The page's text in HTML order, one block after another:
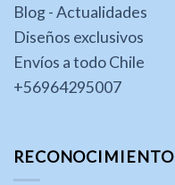
Blog - Actualidades
Diseños exclusivos
Envíos a todo Chile
+56964295007
RECONOCIMIENTO